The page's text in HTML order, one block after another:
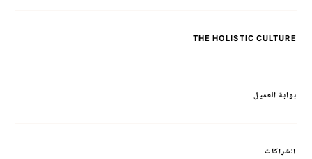
THE HOLISTIC CULTURE
بوابة العميل
الشراكات